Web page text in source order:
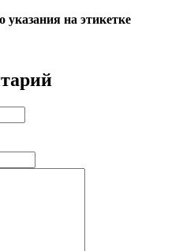
указания на этикетке